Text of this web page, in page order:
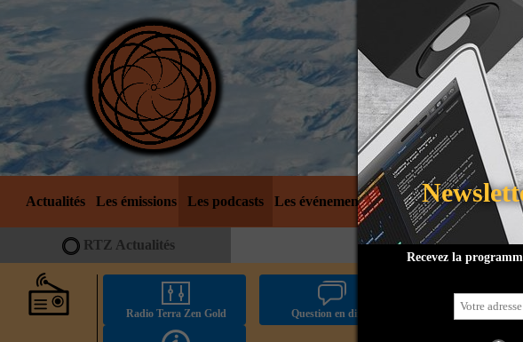
Actualités Les émissions Les podcasts Les événements Notre équipe Soutenir
RTZ Actualités
Radio Terra Zen Gold Question en direct Discuter sur
Recevez la